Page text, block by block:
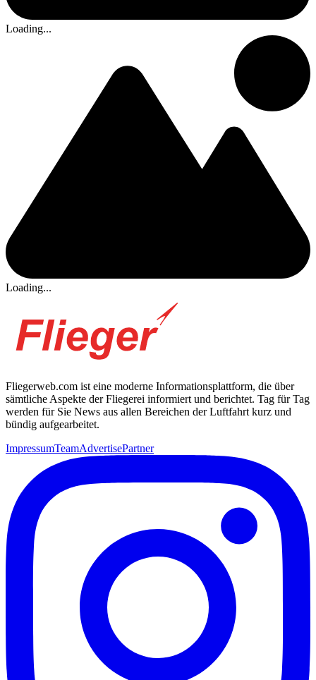
Loading...
Loading...
Fliegerweb.com ist eine moderne Informationsplattform, die über
sämtliche Aspekte der Fliegerei informiert und berichtet. Tag für Tag
werden für Sie News aus allen Bereichen der Luftfahrt kurz und
bündig aufgearbeitet.
ImpressumTeamAdvertisePartner